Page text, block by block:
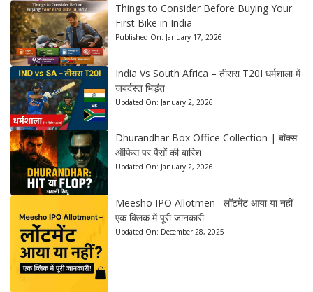
Things to Consider Before Buying Your
First Bike in India
Published On: January 17, 2026
India Vs South Africa – तीसरा T20I धर्मशाला में
जबर्दस्त भिड़ंत
Updated On: January 2, 2026
Dhurandhar Box Office Collection | बॉक्स
ऑफिस पर पैसों की बारिश
Updated On: January 2, 2026
Meesho IPO Allotmen –लॉटमेंट आया या नहीं
एक क्लिक में पूरी जानकारी
Updated On: December 28, 2025